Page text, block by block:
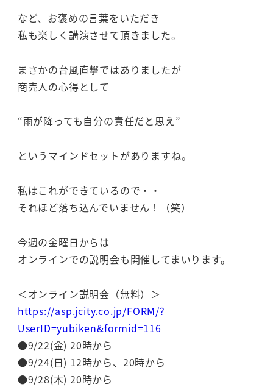
など、お褒めの言葉をいただき
私も楽しく講演させて頂きました。
まさかの台風直撃ではありましたが
商売人の心得として
“雨が降っても自分の責任だと思え”
というマインドセットがありますね。
私はこれができているので・・
それほど落ち込んでいません！（笑）
今週の金曜日からは
オンラインでの説明会も開催してまいります。
＜オンライン説明会（無料）＞
https://asp.jcity.co.jp/FORM/?
UserID=yubiken&formid=116
●9/22(金) 20時から
●9/24(日) 12時から、20時から
●9/28(木) 20時から